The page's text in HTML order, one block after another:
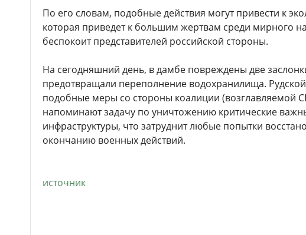
По его словам, подобные действия могут привести к
которая приведет к большим жертвам среди мирного
беспокоит представителей российской стороны.
На сегодняшний день, в дамбе повреждены две
предотвращали переполнение водохранилища.
подобные меры со стороны коалиции (возглавляемой
напоминают задачу по уничтожению критические
инфраструктуры, что затруднит любые попытки
окончанию военных действий.
источник